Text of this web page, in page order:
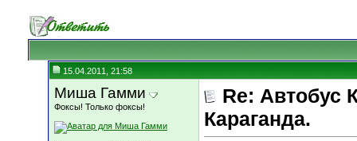
15.04.2011, 21:58
Миша Гамми
Фоксы! Только фоксы!
Re: Автобус
Караганда.